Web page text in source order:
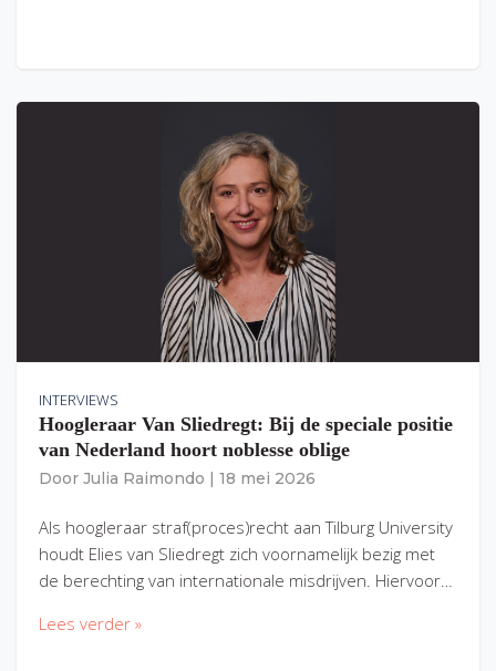
INTERVIEWS
Hoogleraar Van Sliedregt: Bij de speciale positie
van Nederland hoort noblesse oblige
Door Julia Raimondo 18 mei 2026
Als hoogleraar straf(proces)recht aan Tilburg University
houdt Elies van Sliedregt zich voornamelijk bezig met
de berechting van internationale misdrijven. Hiervoor…
Lees verder »